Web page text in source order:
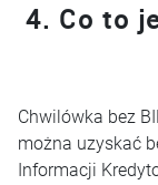
4. Co to
Chwilówka bez
można uzyskać
Informacji